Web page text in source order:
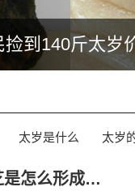
到140斤太岁
太岁是什么 太岁
太岁肉灵芝是什么？ 太岁肉灵芝是怎么形成的？生长在什么地方？